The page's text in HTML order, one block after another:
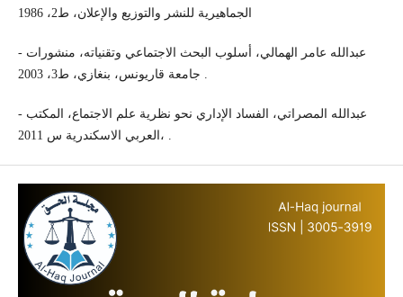
الجماهيرية للنشر والتوزيع والإعلان، ط2، 1986
- عبدالله عامر الهمالي، أسلوب البحث الاجتماعي وتقنياته، منشورات
- عبدالله المصراتي، الفساد الإداري نحو نظرية علم الاجتماع، المكتب
العربي الاسكندرية س 2011، .